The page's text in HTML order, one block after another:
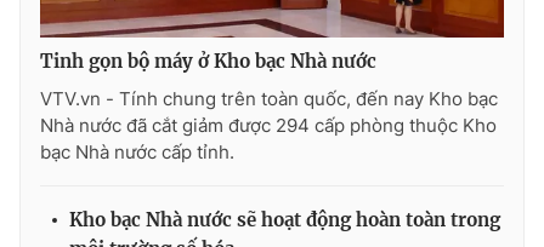
Thị trường 24h Tấm lòng Việt
VTV4 Vươn mình bằng AI
VTV9
Liên hệ tòa soạn English
Tinh gọn bộ máy ở Kho bạc Nhà nước
VTV.vn - Tính chung trên toàn quốc, đến nay Kho bạc
Nhà nước đã cắt giảm được 294 cấp phòng thuộc Kho
bạc Nhà nước cấp tỉnh.
Kho bạc Nhà nước sẽ hoạt động hoàn toàn trong